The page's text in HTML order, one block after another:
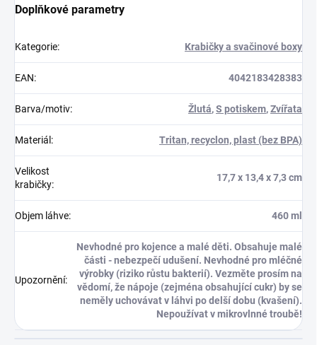
Doplňkové parametry
Kategorie: Krabičky a svačinové boxy
EAN: 4042183428383
Barva/motiv: Žlutá,S potiskem,Zvířata
Materiál : Tritan, recyclon, plast (bez BPA)
Velikost
krabičky:
17,7 x 13,4 x 7,3 cm
Objem láhve: 460 ml
Upozornění:
Nevhodné pro kojence a malé děti. Obsahuje malé
části - nebezpečí udušení. Nevhodné pro mléčné
výrobky (riziko růstu bakterií). Vezměte prosím na
vědomí, že nápoje (zejména obsahující cukr) by se
neměly uchovávat v láhvi po delší dobu (kvašení).
Nepoužívat v mikrovlnné troubě!